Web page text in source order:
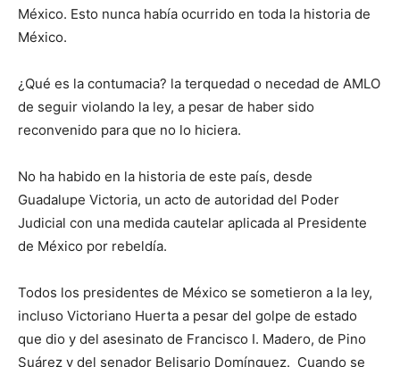
México. Esto nunca había ocurrido en toda la historia de
México.
¿Qué es la contumacia? la terquedad o necedad de AMLO
de seguir violando la ley, a pesar de haber sido
reconvenido para que no lo hiciera.
No ha habido en la historia de este país, desde
Guadalupe Victoria, un acto de autoridad del Poder
Judicial con una medida cautelar aplicada al Presidente
de México por rebeldía.
Todos los presidentes de México se sometieron a la ley,
incluso Victoriano Huerta a pesar del golpe de estado
que dio y del asesinato de Francisco I. Madero, de Pino
Suárez y del senador Belisario Domínguez. Cuando se